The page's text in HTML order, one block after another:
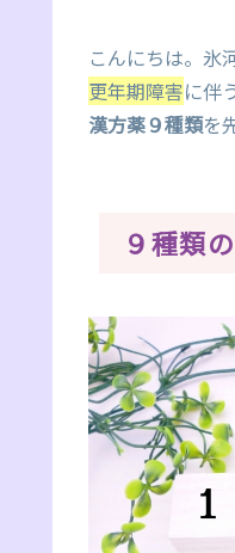
こんにちは。氷
更年期障害に伴
漢方薬９種類を
９種類